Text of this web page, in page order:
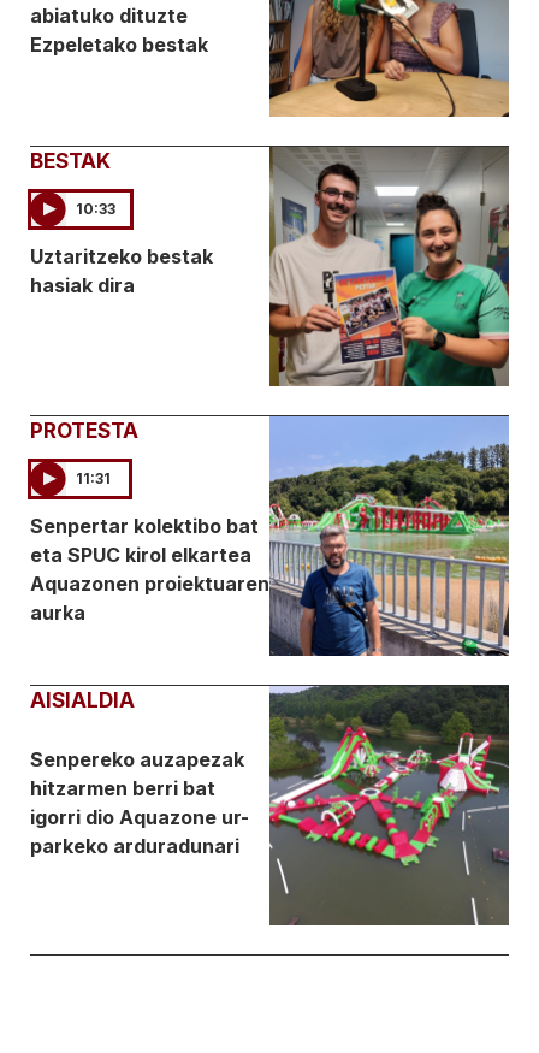
abiatuko dituzte
Ezpeletako bestak
BESTAK
10:33
Uztaritzeko bestak
hasiak dira
PROTESTA
11:31
Senpertar kolektibo bat
eta SPUC kirol elkartea
Aquazonen proiektuaren
aurka
AISIALDIA
Senpereko auzapezak
hitzarmen berri bat
igorri dio Aquazone ur-
parkeko arduradunari